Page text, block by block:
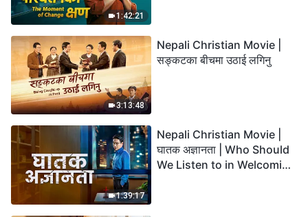
1:42:21
3:13:48
Nepali Christian Movie |
सङ्कटका बीचमा उठाई लगिनु
1:39:17
Nepali Christian Movie |
घातक अज्ञानता | Who Should
We Listen to in Welcoming